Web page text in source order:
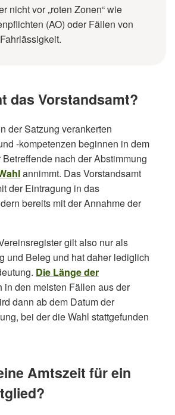
nicht vor „roten Zonen“ wie
(AO) oder Fällen von
das Vorstandsamt?
der Satzung verankerten
-kompetenzen beginnen in dem
nach der Abstimmung
annimmt. Das Vorstandsamt
der Eintragung in das
bereits mit der Annahme der
gilt also nur als
und Beleg und hat daher lediglich
Die Länge der
in den meisten Fällen aus der
dann ab dem Datum der
bei der die Wahl stattgefunden
Amtszeit für ein